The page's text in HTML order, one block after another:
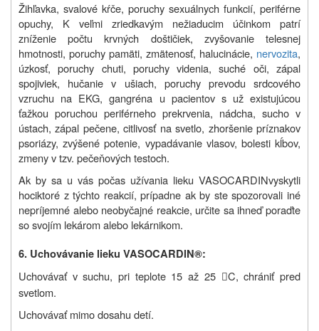
Žihľavka, svalové kŕče, poruchy sexuálnych funkcií, periférne
opuchy, K veľmi zriedkavým nežiaducim účinkom patrí
zníženie počtu krvných doštičiek, zvyšovanie telesnej
hmotnosti, poruchy pamäti, zmätenosť, halucinácie, nervozita,
úzkosť, poruchy chuti, poruchy videnia, suché oči, zápal
spojiviek, hučanie v ušiach, poruchy prevodu srdcového
vzruchu na EKG, gangréna u pacientov s už existujúcou
ťažkou poruchou periférneho prekrvenia, nádcha, sucho v
ústach, zápal pečene, citlivosť na svetlo, zhoršenie príznakov
psoriázy, zvýšené potenie, vypadávanie vlasov, bolesti kĺbov,
zmeny v tzv. pečeňových testoch.
Ak by sa u vás počas užívania lieku VASOCARDINvyskytli
hociktoré z týchto reakcií, prípadne ak by ste spozorovali iné
nepríjemné alebo neobyčajné reakcie, určite sa ihneď poraďte
so svojím lekárom alebo lekárnikom.
6. Uchovávanie lieku VASOCARDIN®:
Uchovávať v suchu, pri teplote 15 až 25
C, chrániť pred
svetlom.
Uchovávať mimo dosahu detí.